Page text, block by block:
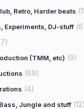
Retro, Harder beats
Experiments, DJ-stuff
(TMM, etc) (9)
(69)
(4)
Jungle and stuff (12)